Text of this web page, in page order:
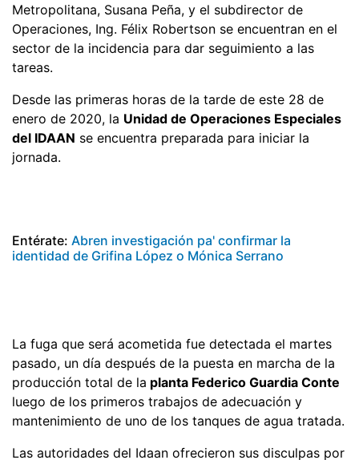
Metropolitana, Susana Peña, y el subdirector de
Operaciones, Ing. Félix Robertson se encuentran en el
sector de la incidencia para dar seguimiento a las
tareas.
Desde las primeras horas de la tarde de este 28 de
enero de 2020, la Unidad de Operaciones Especiales
del IDAAN se encuentra preparada para iniciar la
jornada.
Entérate: Abren investigación pa' confirmar la
identidad de Grifina López o Mónica Serrano
La fuga que será acometida fue detectada el martes
pasado, un día después de la puesta en marcha de la
producción total de la planta Federico Guardia Conte
luego de los primeros trabajos de adecuación y
mantenimiento de uno de los tanques de agua tratada.
Las autoridades del Idaan ofrecieron sus disculpas por